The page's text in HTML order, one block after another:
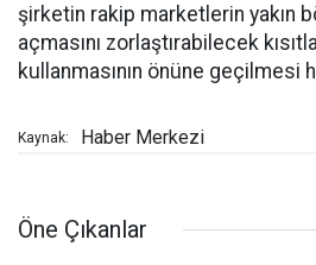
şirketin rakip marketlerin yakın
açmasını zorlaştırabilecek
kullanmasının önüne geçilmesi
Kaynak: Haber Merkezi
Öne Çıkanlar